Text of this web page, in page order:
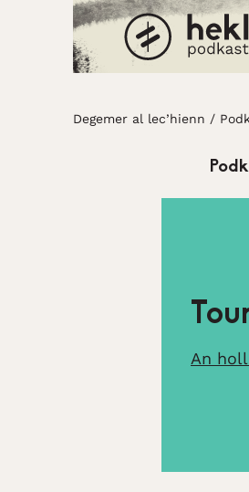
Degemer al
Degemer al lec’hienn /
An